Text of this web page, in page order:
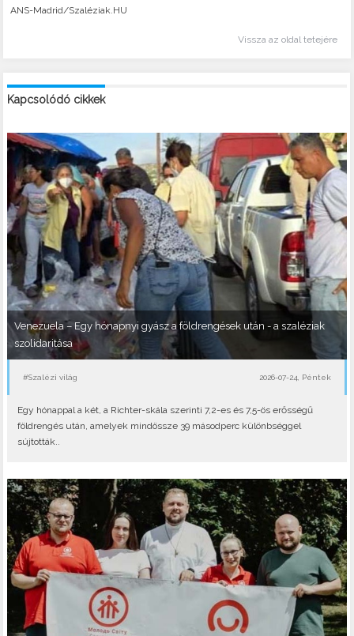
ANS-Madrid/Szaléziak.HU
Vissza az oldal tetejére
Kapcsolódó cikkek
Venezuela – Egy hónapnyi gyász a földrengések után - a szaléziak
szolidaritása
#Szalézi világ 2026-07-24, Péntek
Egy hónappal a két, a Richter-skála szerinti 7,2-es és 7,5-ös erősségű
földrengés után, amelyek mindössze 39 másodperc különbséggel
sújtották..